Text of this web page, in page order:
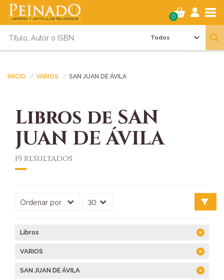
0
INICIO VARIOS SAN JUAN DE ÁVILA
Libros de SAN
JUAN DE ÁVILA
19 resultados
Libros
VARIOS
SAN JUAN DE ÁVILA